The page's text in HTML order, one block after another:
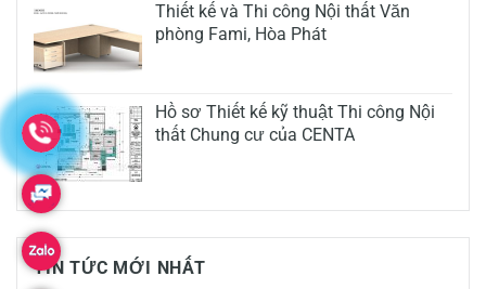
Thiết kế và Thi công Nội thất Văn
phòng Fami, Hòa Phát
Hồ sơ Thiết kế kỹ thuật Thi công Nội
thất Chung cư của CENTA
TIN TỨC MỚI NHẤT